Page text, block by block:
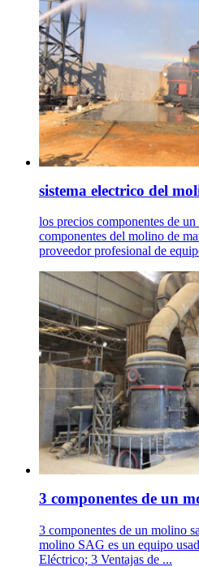
sistema electrico del
los precios componentes de
componentes del molino de
proveedor profesional de
3 componentes de un
3 componentes de un molino
molino SAG es un equipo
Eléctrico; 3 Ventajas de ...